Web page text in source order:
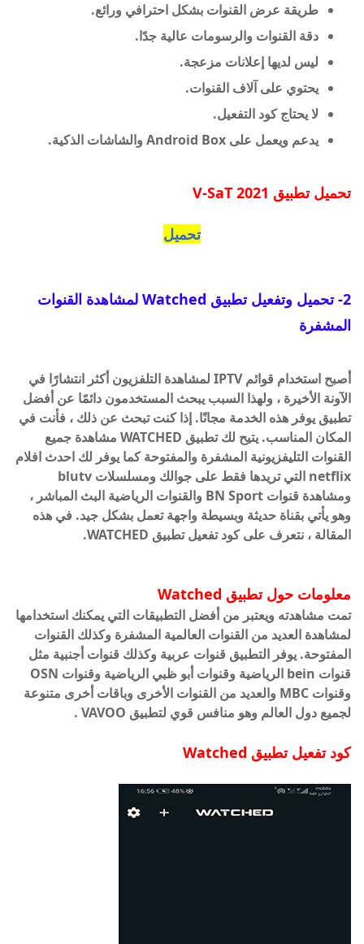
طريقة عرض القنوات بشكل احترافي ورائع.
دقة القنوات والرسومات عالية جدًا.
ليس لديها إعلانات مزعجة.
يحتوي على آلاف القنوات.
لا يحتاج كود التفعيل.
يدعم ويعمل على Android Box والشاشات الذكية.
تحميل تطبيق 2021 V-SaT
تحميل
2- تحميل و
تفعيل تطبيق Watched لمشاهدة القنوات
المشفرة
أصبح استخدام قوائم IPTV لمشاهدة التلفزيون أكثر انتشارًا في
الآونة الأخيرة ، ولهذا السبب يبحث المستخدمون دائمًا عن أفضل
تطبيق يوفر هذه الخدمة مجانًا. إذا كنت تبحث عن ذلك ، فأنت في
المكان المناسب. يتيح لك تطبيق WATCHED مشاهدة جميع
القنوات التليفزيونية المشفرة والمفتوحة كما يوفر لك احدث افلام
netflix التي تريدها فقط على جوالك ومسلسلات blutv
ومشاهدة قنوات BN Sport والقنوات الرياضية البث المباشر ،
وهو يأتي بقناة حديثة وبسيطة واجهة تعمل بشكل جيد. في هذه
المقالة ، نتعرف على كود تفعيل تطبيق WATCHED
.
معلومات حول تطبيق Watched
تمت مشاهدته ويعتبر من أفضل التطبيقات التي يمكنك استخدامها
لمشاهدة العديد من القنوات العالمية المشفرة وكذلك القنوات
المفتوحة. يوفر التطبيق قنوات عربية وكذلك قنوات أجنبية مثل
قنوات bein الرياضية وقنوات أبو ظبي الرياضية وقنوات OSN
وقنوات MBC والعديد من القنوات الأخرى وباقات أخرى متنوعة
لجميع دول العالم وهو منافس قوي لتطبيق VAVOO .
كود تفعيل تطبيق Watched